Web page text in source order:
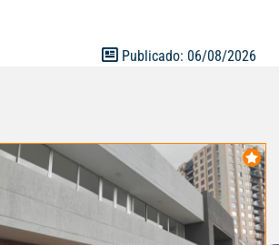
Publicado: 06/08/2026